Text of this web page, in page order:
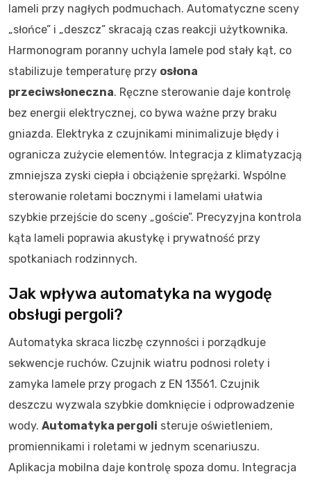
lameli przy nagłych podmuchach. Automatyczne sceny
„słońce” i „deszcz” skracają czas reakcji użytkownika.
Harmonogram poranny uchyla lamele pod stały kąt, co
stabilizuje temperaturę przy osłona
przeciwsłoneczna. Ręczne sterowanie daje kontrolę
bez energii elektrycznej, co bywa ważne przy braku
gniazda. Elektryka z czujnikami minimalizuje błędy i
ogranicza zużycie elementów. Integracja z klimatyzacją
zmniejsza zyski ciepła i obciążenie sprężarki. Wspólne
sterowanie roletami bocznymi i lamelami ułatwia
szybkie przejście do sceny „goście”. Precyzyjna kontrola
kąta lameli poprawia akustykę i prywatność przy
spotkaniach rodzinnych.
Jak wpływa automatyka na wygodę
obsługi pergoli?
Automatyka skraca liczbę czynności i porządkuje
sekwencje ruchów. Czujnik wiatru podnosi rolety i
zamyka lamele przy progach z EN 13561. Czujnik
deszczu wyzwala szybkie domknięcie i odprowadzenie
wody. Automatyka pergoli steruje oświetleniem,
promiennikami i roletami w jednym scenariuszu.
Aplikacja mobilna daje kontrolę spoza domu. Integracja